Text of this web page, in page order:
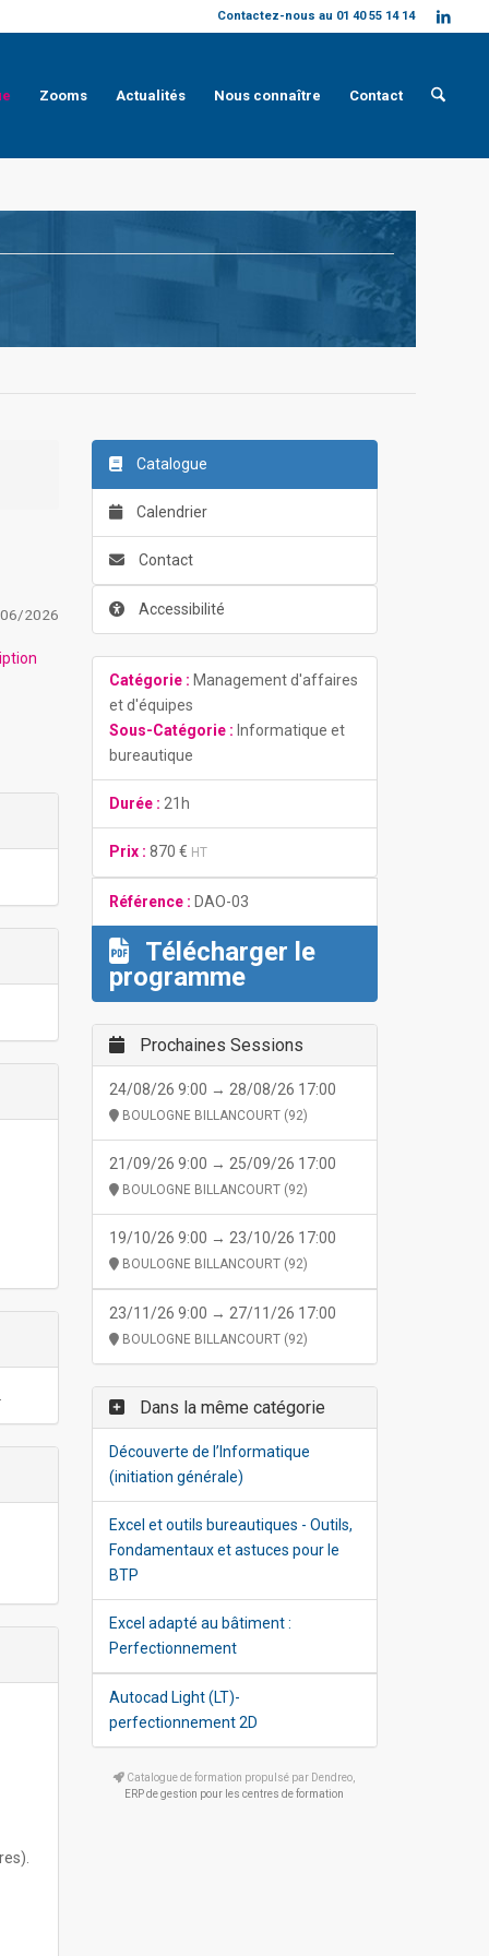
Contactez-nous au 01 40 55 14 14
Zooms Actualités Nous connaître Contact
2026
Catalogue
Calendrier
Contact
Accessibilité
Catégorie : Management d'affaires
et d'équipes
Sous-Catégorie : Informatique et
bureautique
Durée : 21h
Prix : 870 € HT
Référence : DAO-03
Télécharger le
programme
Prochaines Sessions
24/08/26 9:00 → 28/08/26 17:00
BOULOGNE BILLANCOURT (92)
21/09/26 9:00 → 25/09/26 17:00
BOULOGNE BILLANCOURT (92)
19/10/26 9:00 → 23/10/26 17:00
BOULOGNE BILLANCOURT (92)
23/11/26 9:00 → 27/11/26 17:00
BOULOGNE BILLANCOURT (92)
Dans la même catégorie
Découverte de l’Informatique
(initiation générale)
Excel et outils bureautiques - Outils,
Fondamentaux et astuces pour le
BTP
Excel adapté au bâtiment :
Perfectionnement
Autocad Light (LT)-
perfectionnement 2D
Catalogue de formation propulsé par Dendreo,
ERP de gestion pour les centres de formation